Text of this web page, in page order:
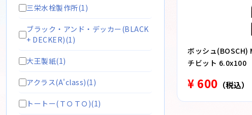
三栄水栓製作所(1)
ブラック・アンド・デッカー(BLACK
+ DECKER)(1)
大王製紙(1)
アクラス(A'class)(1)
トートー(ＴＯＴＯ)(1)
ボッシュ(BOSCH)
チビット 6.0x100
¥ 600 （税込）